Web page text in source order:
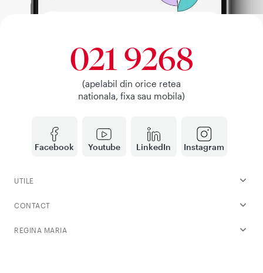
Facebook Youtube LinkedIn Instagram
021 9268
(apelabil din orice retea
nationala, fixa sau mobila)
UTILE
CONTACT
REGINA MARIA